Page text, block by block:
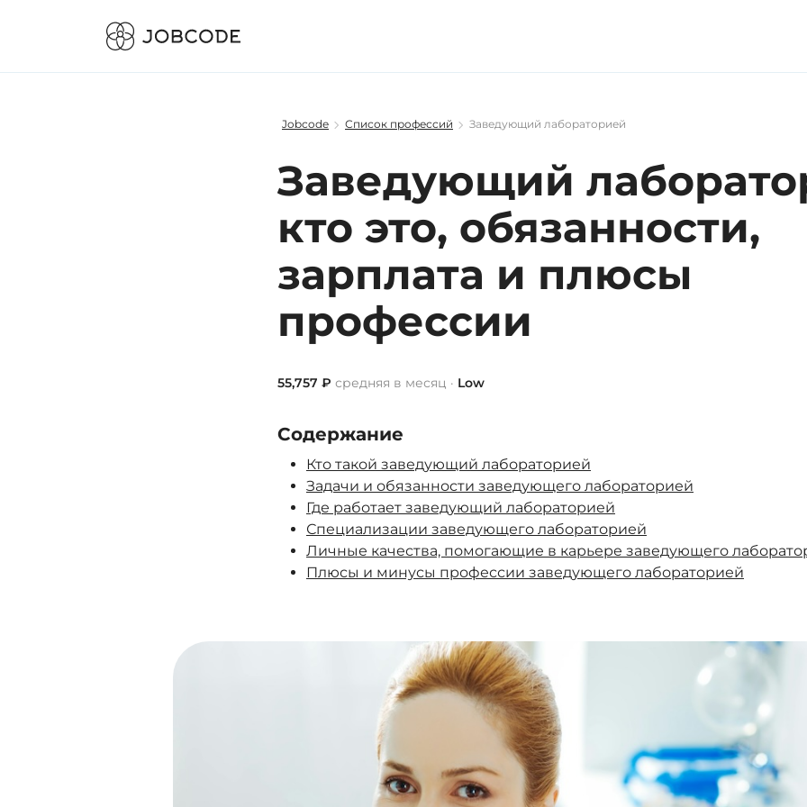
Jobcode Список профессий Заведующий лабораторией
Заведующий
кто это, обязанности,
зарплата и плюсы
профессии
55,757 ₽ средняя в месяц · Low
Содержание
Кто такой заведующий лабораторией
Задачи и обязанности заведующего лабораторией
Где работает заведующий лабораторией
Специализации заведующего лабораторией
Личные качества, помогающие в карьере заведующего
Плюсы и минусы профессии заведующего лабораторией